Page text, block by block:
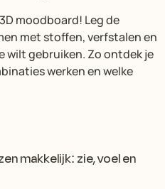
moodboard! Leg de
met stoffen, verfstalen en
wilt gebruiken. Zo ontdek je
werken en welke
makkelijk: zie, voel en